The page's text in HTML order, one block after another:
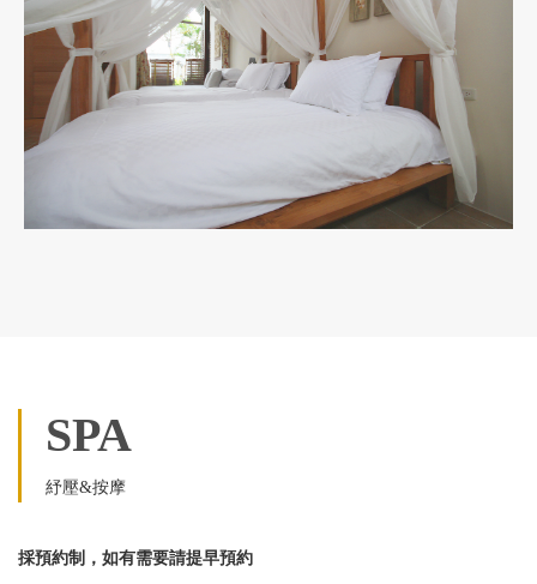
SPA
紓壓&按摩
採預約制，如有需要請提早預約